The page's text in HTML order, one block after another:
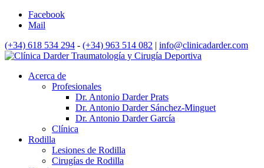
Facebook
Mail
(+34) 618 534 294 - (+34) 963 514 082 | info@clinicadarder.com
Acerca de
Profesionales
Dr. Antonio Darder Prats
Dr. Antonio Darder Sánchez-Minguet
Dr. Antonio Darder García
Clínica
Rodilla
Lesiones de Rodilla
Cirugías de Rodilla